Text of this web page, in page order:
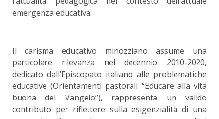
emergenza educativa.
Il carisma educativo minozziano assume una
particolare rilevanza nel decennio 2010-2020,
dedicato dall’Episcopato italiano alle problematiche
educative (Orientamenti pastorali “Educare alla vita
buona del Vangelo”), rappresenta un valido
contributo per riflettere sulla esigenzialità di una